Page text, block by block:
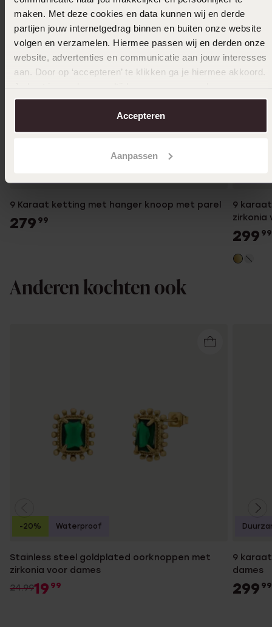
maken. Met deze cookies en data kunnen wij en derde
partijen jouw internetgedrag binnen en buiten onze website
volgen en verzamelen. Hiermee passen wij en derden onze
website, advertenties en communicatie aan jouw interesses
aan. Door op ‘accepteren’ te klikken ga je hiermee akkoord.
over in onscookiebeleid.
Accepteren
Aanpassen
9 Karaat ketting met hanger knoop met parel
279 99
9
zirkonia
299 99
Anderen kochten ook
Stainless steel goldplated oorknoppen met
zirkonia voor dames
24.9919 99
-20% Waterproof
9
dames
299 99